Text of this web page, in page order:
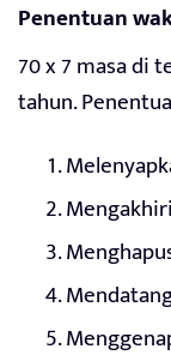
Penentuan
70 x 7 masa di
tahun.